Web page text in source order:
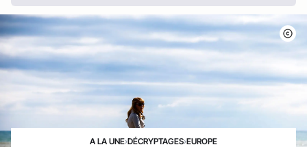
A LA UNE›DÉCRYPTAGES›EUROPE